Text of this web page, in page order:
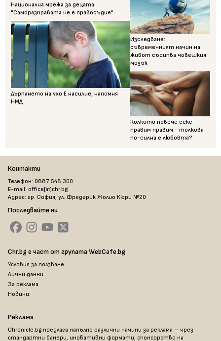
Национална мрежа за децата:
"Саморазправата не е правосъдие"
Дърпането на ухо Е насилие, напомня
НМД
Изследване:
съвременният начин на
живот съсипва човешкия
мозък
Колкото повече секс
правим правим - толкова
по-силна е любовта?
Контакти
Телефон: 0887 548 300
E-mail: office[at]chr.bg
Адрес: гр. София, ул. Фредерик Жолио Кюри №20
Последвайте ни
Chr.bg е част от групата WebCafe.bg
Условия за ползване
Лични данни
За реклама
Новини
Реклама
Chronicle.bg предлага напълно различни начини за реклама – чрез
стандартни банери, иновативни формати, спонсорство на